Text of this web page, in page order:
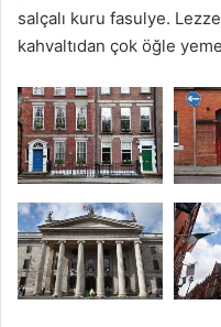
salçalı kuru fasulye.
kahvaltıdan çok öğle